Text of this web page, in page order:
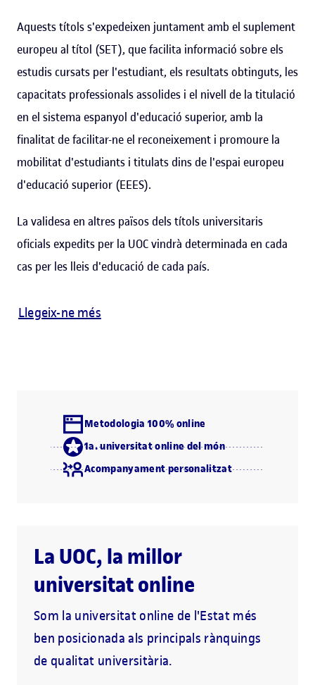
Aquests títols s'expedeixen juntament amb el suplement
europeu al títol (SET), que facilita informació sobre els
estudis cursats per l'estudiant, els resultats obtinguts, les
capacitats professionals assolides i el nivell de la titulació
en el sistema espanyol d'educació superior, amb la
finalitat de facilitar-ne el reconeixement i promoure la
mobilitat d'estudiants i titulats dins de l'espai europeu
d'educació superior (EEES).
La validesa en altres països dels títols universitaris
oficials expedits per la UOC vindrà determinada en cada
cas per les lleis d'educació de cada país.
Llegeix-ne més
Metodologia 100% online
1a. universitat online del món
Acompanyament personalitzat
La UOC, la millor
universitat online
Som la universitat online de l'Estat més
ben posicionada als principals rànquings
de qualitat universitària.